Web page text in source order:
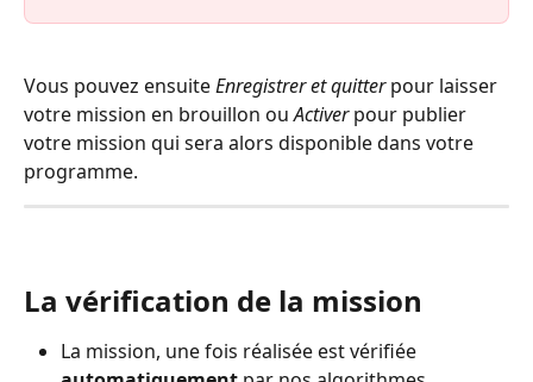
Vous pouvez ensuite Enregistrer et quitter pour laisser
votre mission en brouillon ou Activer pour publier
votre mission qui sera alors disponible dans votre
programme.
La vérification de la mission
La mission, une fois réalisée est vérifiée